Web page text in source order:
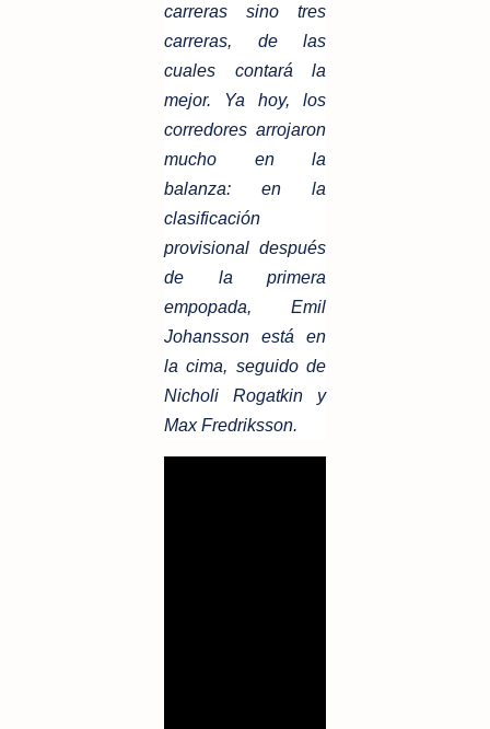
carreras sino tres
carreras, de las
cuales contará la
mejor. Ya hoy, los
corredores arrojaron
mucho en la
balanza: en la
clasificación
provisional después
de la primera
empopada, Emil
Johansson está en
la cima, seguido de
Nicholi Rogatkin y
Max Fredriksson.